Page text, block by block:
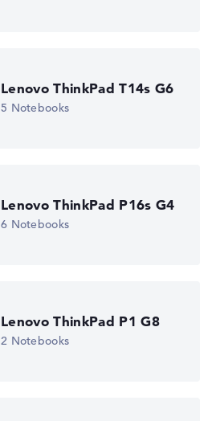
Lenovo ThinkPad T14s G6
5 Notebooks
Lenovo ThinkPad P16s G4
6 Notebooks
Lenovo ThinkPad P1 G8
2 Notebooks